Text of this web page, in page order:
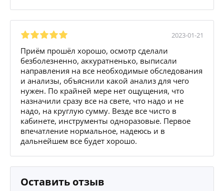
2023-01-21
Приём прошёл хорошо, осмотр сделали
безболезненно, аккуратненько, выписали
направления на все необходимые обследования
и анализы, объяснили какой анализ для чего
нужен. По крайней мере нет ощущения, что
назначили сразу все на свете, что надо и не
надо, на круглую сумму. Везде все чисто в
кабинете, инструменты одноразовые. Первое
впечатление нормальное, надеюсь и в
дальнейшем все будет хорошо.
Оставить отзыв